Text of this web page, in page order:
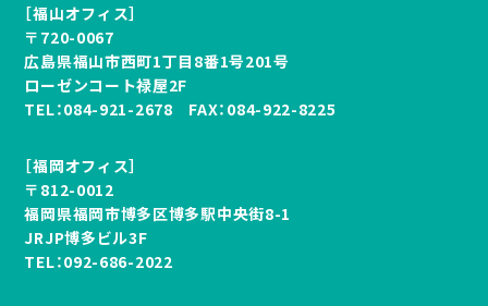
［福山オフィス］
〒720-0067
広島県福山市西町1丁目8番1号201号
ローゼンコート禄屋2F
TEL：084-921-2678 FAX：084-922-8225
［福岡オフィス］
〒812-0012
福岡県福岡市博多区博多駅中央街8-1
JRJP博多ビル3F
TEL：092-686-2022